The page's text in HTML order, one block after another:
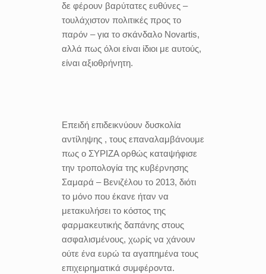
δε φέρουν βαρύτατες ευθύνες –
τουλάχιστον πολιτικές προς το
παρόν – για το σκάνδαλο Novartis,
αλλά πως όλοι είναι ίδιοι με αυτούς,
είναι αξιοθρήνητη.
Επειδή επιδεικνύουν δυσκολία
αντίληψης , τους επαναλαμβάνουμε
πως ο ΣΥΡΙΖΑ ορθώς καταψήφισε
την τροπολογία της κυβέρνησης
Σαμαρά – Βενιζέλου το 2013, διότι
το μόνο που έκανε ήταν να
μετακυλήσει το κόστος της
φαρμακευτικής δαπάνης στους
ασφαλισμένους, χωρίς να χάνουν
ούτε ένα ευρώ τα αγαπημένα τους
επιχειρηματικά συμφέροντα.